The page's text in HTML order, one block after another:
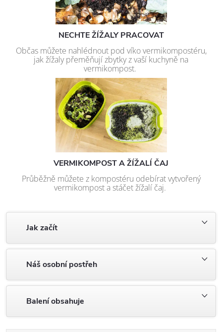
NECHTE ŽÍŽALY PRACOVAT
Občas můžete nahlédnout pod víko vermikompostéru,
jak žížaly přeměňují zbytky z vaší kuchyně na
vermikompost.
VERMIKOMPOST A ŽÍŽALÍ ČAJ
Průběžně můžete z kompostéru odebírat vytvořený
vermikompost a stáčet žížalí čaj.
Jak začít
Náš osobní postřeh
Balení obsahuje